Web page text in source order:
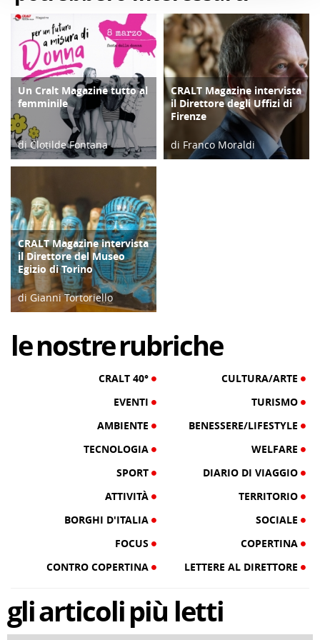
COPERTINA
Un Cralt Magazine tutto al
femminile
di Clotilde Fontana
28/02/23
COPERTINA
CRALT Magazine intervista
il Direttore degli Uffizi di
Firenze
di Franco Moraldi
COPERTINA
CRALT Magazine intervista
il Direttore del Museo
Egizio di Torino
di Gianni Tortoriello
lenostrerubriche
CRALT 40°
CULTURA/ARTE
EVENTI
TURISMO
AMBIENTE
BENESSERE/LIFESTYLE
TECNOLOGIA
WELFARE
SPORT
DIARIO DI VIAGGIO
ATTIVITÀ
TERRITORIO
BORGHI D'ITALIA
SOCIALE
FOCUS
COPERTINA
CONTRO COPERTINA
LETTERE AL DIRETTORE
gliarticolipiù letti